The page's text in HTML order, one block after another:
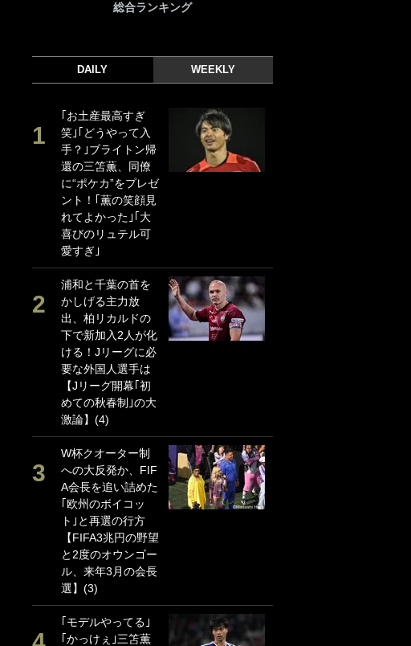
総合ランキング
DAILY WEEKLY
｢お土産最高すぎ
笑｣｢どうやって入
手？｣ブライトン帰
還の三笘薫、同僚
に“ポケカ”をプレゼ
ント！｢薫の笑顔見
れてよかった｣｢大
喜びのリュテル可
愛すぎ｣
浦和と千葉の首を
かしげる主力放
出、柏リカルドの
下で新加入2人が化
ける！Jリーグに必
要な外国人選手は
【Jリーグ開幕｢初
めての秋春制｣の大
激論】(4)
W杯クオーター制
への大反発か、FIF
A会長を追い詰めた
｢欧州のボイコッ
ト｣と再選の行方
【FIFA3兆円の野望
と2度のオウンゴー
ル、来年3月の会長
選】(3)
｢モデルやってる｣
｢かっけぇ｣三笘薫